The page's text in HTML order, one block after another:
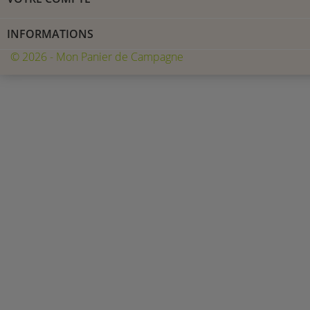
INFORMATIONS
© 2026 - Mon Panier de Campagne